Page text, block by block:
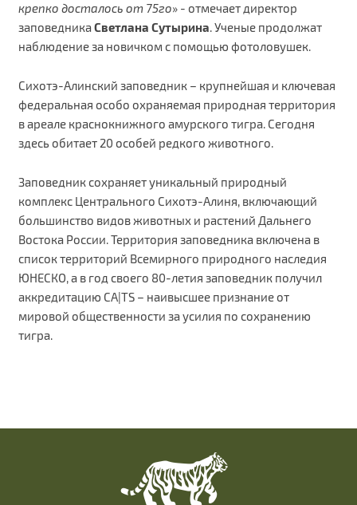
крепко досталось от 75го» - отмечает директор
заповедникаСветлана Сутырина. Ученые продолжат
наблюдение за новичком с помощью фотоловушек.
Сихотэ-Алинский заповедник – крупнейшая и ключевая
федеральная особо охраняемая природная территория
в ареале краснокнижного амурского тигра. Сегодня
здесь обитает 20 особей редкого животного.
Заповедник сохраняет уникальный природный
комплекс Центрального Сихотэ-Алиня, включающий
большинство видов животных и растений Дальнего
Востока России. Территория заповедника включена в
список территорий Всемирного природного наследия
ЮНЕСКО, а в год своего 80-летия заповедник получил
аккредитацию CA|TS – наивысшее признание от
мировой общественности за усилия по сохранению
тигра.